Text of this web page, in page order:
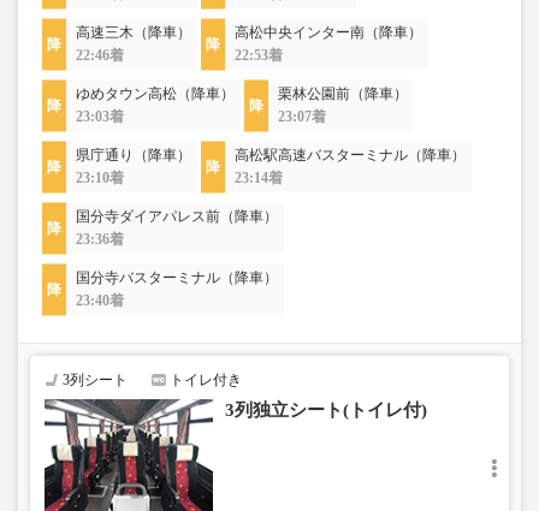
高速三木（降車）
22:46着
高松中央インター南（降車）
22:53着
ゆめタウン高松（降車）
23:03着
栗林公園前（降車）
23:07着
県庁通り（降車）
23:10着
高松駅高速バスターミナル（降車）
23:14着
国分寺ダイアパレス前（降車）
23:36着
国分寺バスターミナル（降車）
23:40着
3列シート トイレ付き
3列独立シート(トイレ付)